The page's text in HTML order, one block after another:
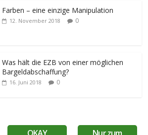
Farben – eine einzige Manipulation
12. November 2018 0
Was hält die EZB von einer möglichen
Bargeldabschaffung?
16. Juni 2018 0